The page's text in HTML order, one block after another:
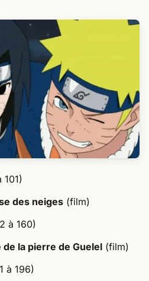
101)
des neiges (film)
à 160)
de la pierre de Guelel (film)
à 196)